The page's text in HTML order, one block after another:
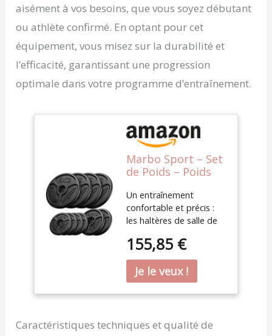
aisément à vos besoins, que vous soyez débutant
ou athlète confirmé. En optant pour cet
équipement, vous misez sur la durabilité et
l’efficacité, garantissant une progression
optimale dans votre programme d’entraînement.
Marbo Sport – Set
de Poids – Poids
Olympique en
Fonte pour
Entraînement Sûr
et Précis, Capacité
Maximale sur la
Barre – 30 kg – 4 x
5 kg + 2 x 2,5 kg +
4 x 1,25 kg
Un entraînement
confortable et précis :
les haltères de salle de
garantissent stabilité et
confort, vous
permettant de vous
concentrer sur vos
exercices sans
sont idéales pour des
155,85 €
Caractéristiques techniques et qualité de